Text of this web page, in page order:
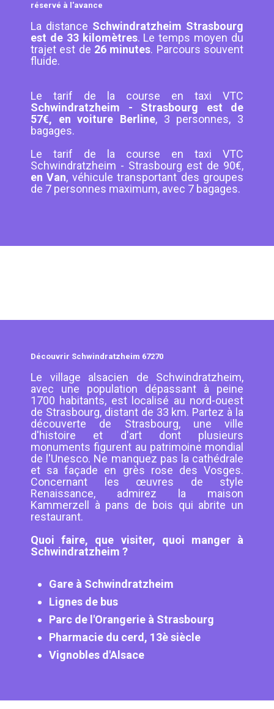
réservé à l'avance
La distance Schwindratzheim Strasbourg
est de 33 kilomètres. Le temps moyen du
trajet est de 26 minutes. Parcours souvent
fluide.
Le tarif de la course en taxi VTC
Schwindratzheim - Strasbourg est de
57€, en voiture Berline, 3 personnes, 3
bagages.
Le tarif de la course en taxi VTC
Schwindratzheim - Strasbourg est de 90€,
en Van, véhicule transportant des groupes
de 7 personnes maximum, avec 7 bagages.
Découvrir Schwindratzheim 67270
Le village alsacien de Schwindratzheim,
avec une population dépassant à peine
1700 habitants, est localisé au nord-ouest
de Strasbourg, distant de 33 km. Partez à la
découverte de Strasbourg, une ville
d'histoire et d'art dont plusieurs
monuments figurent au patrimoine mondial
de l'Unesco. Ne manquez pas la cathédrale
et sa façade en grès rose des Vosges.
Concernant les œuvres de style
Renaissance, admirez la maison
Kammerzell à pans de bois qui abrite un
restaurant.
Quoi faire, que visiter, quoi manger à
Schwindratzheim ?
Gare à Schwindratzheim
Lignes de bus
Parc de l'Orangerie à Strasbourg
Pharmacie du cerd, 13è siècle
Vignobles d'Alsace